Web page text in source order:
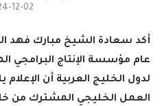
12-02
أكد سعادة الشيخ مبارك فهد
عام مؤسسة الإنتاج البرامجي
لدول الخليج العربية أن
العمل الخليجي المشترك من